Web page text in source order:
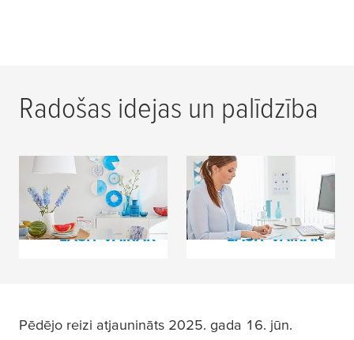
Radošas idejas un palīdzība
LASĪT VAIRĀK
Kur var iegādāties
tesa
LASĪT VAIRĀK
Pēdējo reizi atjaunināts 2025. gada 16. jūn.